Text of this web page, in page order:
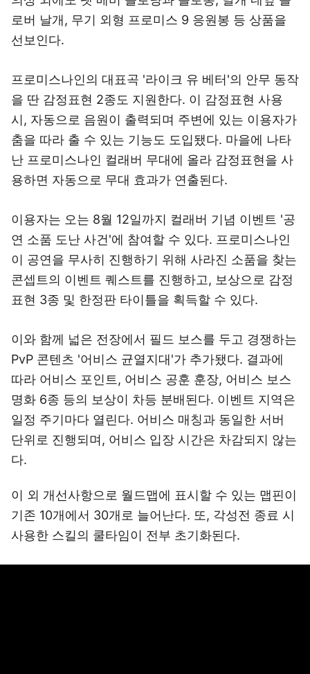
로버 날개, 무기 외형 프로미스 9 응원봉 등 상품을
선보인다.
프로미스나인의 대표곡 '라이크 유 베터'의 안무 동작
을 딴 감정표현 2종도 지원한다. 이 감정표현 사용
시, 자동으로 음원이 출력되며 주변에 있는 이용자가
춤을 따라 출 수 있는 기능도 도입됐다. 마을에 나타
난 프로미스나인 컬래버 무대에 올라 감정표현을 사
용하면 자동으로 무대 효과가 연출된다.
이용자는 오는 8월 12일까지 컬래버 기념 이벤트 '공
연 소품 도난 사건'에 참여할 수 있다. 프로미스나인
이 공연을 무사히 진행하기 위해 사라진 소품을 찾는
콘셉트의 이벤트 퀘스트를 진행하고, 보상으로 감정
표현 3종 및 한정판 타이틀을 획득할 수 있다.
이와 함께 넓은 전장에서 필드 보스를 두고 경쟁하는
PvP 콘텐츠 '어비스 균열지대'가 추가됐다. 결과에
따라 어비스 포인트, 어비스 공훈 훈장, 어비스 보스
명화 6종 등의 보상이 차등 분배된다. 이벤트 지역은
일정 주기마다 열린다. 어비스 매칭과 동일한 서버
단위로 진행되며, 어비스 입장 시간은 차감되지 않는
다.
이 외 개선사항으로 월드맵에 표시할 수 있는 맵핀이
기존 10개에서 30개로 늘어난다. 또, 각성전 종료 시
사용한 스킬의 쿨타임이 전부 초기화된다.